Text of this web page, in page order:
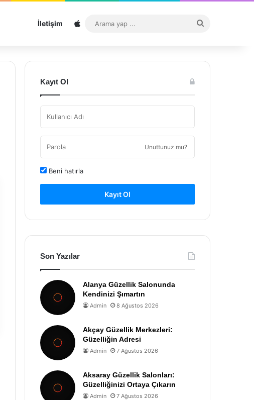
İletişim Sitemap
...
Kayıt Ol
Unuttunuz mu?
Beni hatırla
Kayıt Ol
Son Yazılar
Alanya Güzellik Salonunda
Kendinizi Şımartın
Admin 8 Ağustos 2026
Akçay Güzellik Merkezleri:
Güzelliğin Adresi
Admin 7 Ağustos 2026
Aksaray Güzellik Salonları:
Güzelliğinizi Ortaya Çıkarın
Admin 7 Ağustos 2026